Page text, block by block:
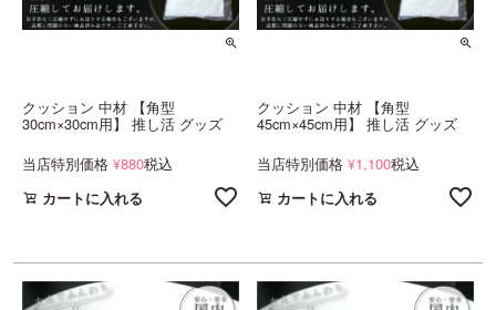
クッション 中材 【角型
30cm×30cm用】 推し活 グッズ
当店特別価格 ¥880税込
カートに入れる
クッション 中材 【角型
45cm×45cm用】 推し活 グッズ
当店特別価格 ¥1,100税込
カートに入れる